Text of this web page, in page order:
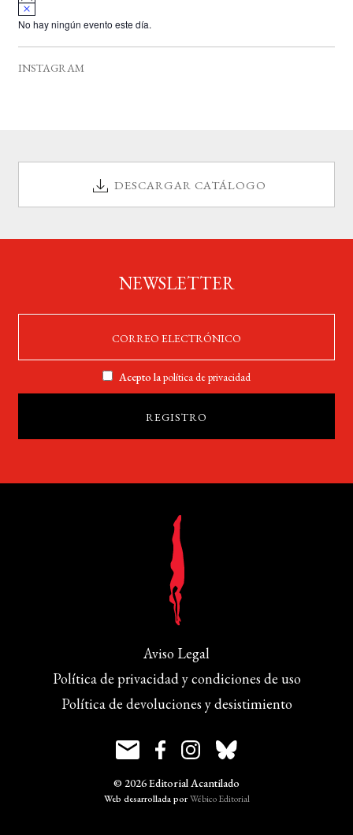
s
ov
i
No hay ningún evento este día.
INSTAGRAM
DESCARGAR CATÁLOGO
NEWSLETTER
Acepto lapolítica de privacidad
Aviso Legal
Política de privacidad y condiciones de uso
Política de devoluciones y desistimiento
© 2026 Editorial Acantilado
Web desarrollada porWébico Editorial